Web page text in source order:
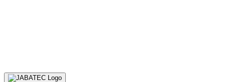
costura.